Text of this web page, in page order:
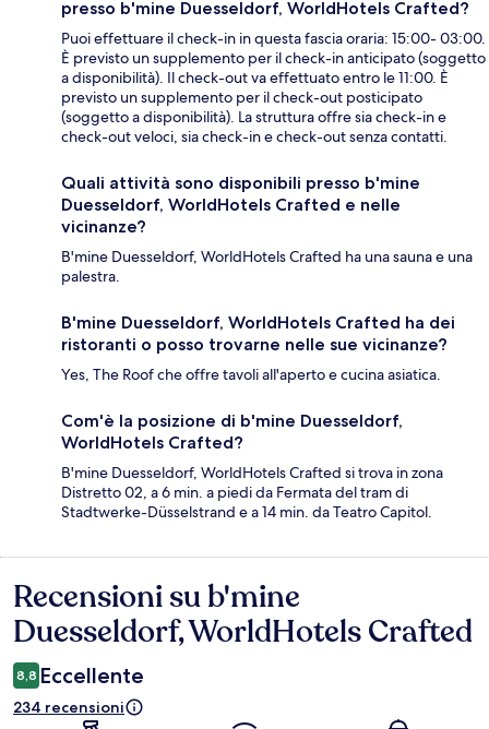
presso b'mine Duesseldorf, WorldHotels Crafted?
Puoi effettuare il check-in in questa fascia oraria: 15:00- 03:00.
È previsto un supplemento per il check-in anticipato (soggetto
a disponibilità). Il check-out va effettuato entro le 11:00. È
previsto un supplemento per il check-out posticipato
(soggetto a disponibilità). La struttura offre sia check-in e
check-out veloci, sia check-in e check-out senza contatti.
Quali attività sono disponibili presso b'mine
Duesseldorf, WorldHotels Crafted e nelle
vicinanze?
B'mine Duesseldorf, WorldHotels Crafted ha una sauna e una
palestra.
B'mine Duesseldorf, WorldHotels Crafted ha dei
ristoranti o posso trovarne nelle sue vicinanze?
Yes, The Roof che offre tavoli all'aperto e cucina asiatica.
Com'è la posizione di b'mine Duesseldorf,
WorldHotels Crafted?
B'mine Duesseldorf, WorldHotels Crafted si trova in zona
Distretto 02, a 6 min. a piedi da Fermata del tram di
Stadtwerke-Düsselstrand e a 14 min. da Teatro Capitol.
Recensioni
Recensioni su b'mine
Duesseldorf, WorldHotels Crafted
8,8 Eccellente
234 recensioni